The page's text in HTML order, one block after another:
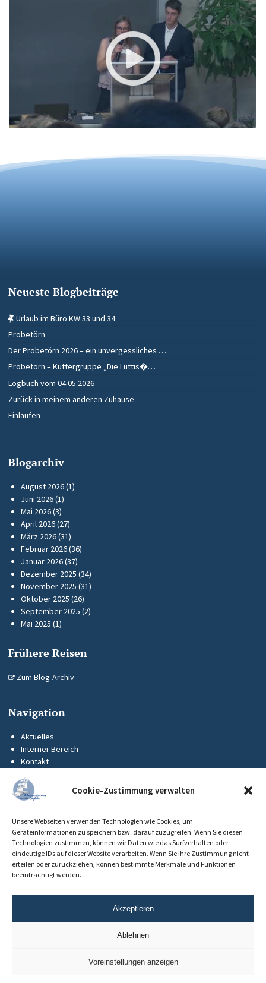
Cookie-Zustimmung verwalten
Unsere Webseiten verwenden Technologien wie Cookies, um
Geräteinformationen zu speichern bzw. darauf zuzugreifen. Wenn Sie diesen
Technologien zustimmen, können wir Daten wie das Surfverhalten oder
eindeutige IDs auf dieser Website verarbeiten. Wenn Sie Ihre Zustimmung nicht
erteilen oder zurückziehen, können bestimmte Merkmale und Funktionen
beeinträchtigt werden.
Akzeptieren
Ablehnen
Voreinstellungen anzeigen
Neueste Blogbeiträge
Urlaub im Büro KW 33 und 34
Probetörn
Der Probetörn 2026 – ein unvergessliches …
Probetörn – Kuttergruppe „Die Lüttis�…
Logbuch vom 04.05.2026
Zurück in meinem anderen Zuhause
Einlaufen
Blogarchiv
August 2026(1)
Juni 2026(1)
Mai 2026(3)
April 2026(27)
März 2026(31)
Februar 2026(36)
Januar 2026(37)
Dezember 2025 (34)
November 2025 (31)
Oktober 2025 (26)
September 2025 (2)
Mai 2025 (1)
Frühere Reisen
Zum Blog-Archiv
Navigation
Aktuelles
Interner Bereich
Kontakt
Impressum
Datenschutz
Cookie-Richtlinie (EU)